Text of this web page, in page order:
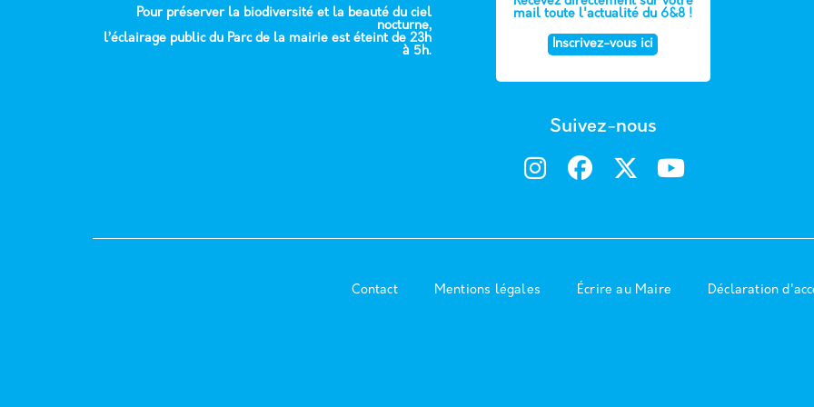
Pour préserver la biodiversité et la beauté du ciel
nocturne,
l’éclairage public du Parc de la mairie est éteint de 23h
à 5h.
mail toute l'actualité du 6&8 !
Inscrivez-vous ici
Suivez-nous
Contact Mentions légales Écrire au Maire Déclaration